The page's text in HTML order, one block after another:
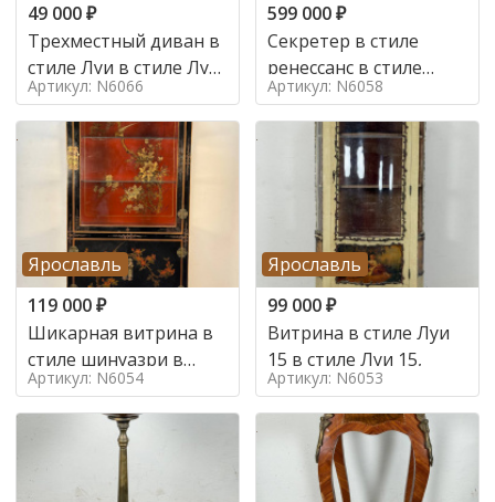
49 000₽
Трехместный диван в
стиле Луи в стиле Луи
16,
Артикул: N6066
599 000₽
Секретер в стиле
ренессанс в стиле
ренессанс, 19 век
Артикул: N6058
Ярославль
119 000₽
Шикарная витрина в
стиле шинуазри в
стиле шинуазри,
Артикул: N6054
Ярославль
99 000₽
Витрина в стиле Луи
15 в стиле Луи 15,
Артикул: N6053